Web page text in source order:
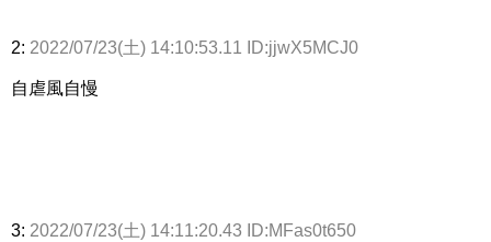
2: 2022/07/23(土) 14:10:53.11 ID:jjwX5MCJ0
自虐風自慢
3: 2022/07/23(土) 14:11:20.43 ID:MFas0t650